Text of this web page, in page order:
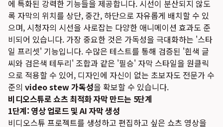
에 특화된 강력한 기능들을 제공합니다. 시선이 분산되지 않도
록 자막의 위치를 상단, 중간, 하단으로 자유롭게 배치할 수 있
으며, 시청자의 시선을 사로잡는 다양한 애니메이션 효과도 준
비되어 있습니다. 가장 중요한 것은 가독성을 극대화하는 '스타
일 프리셋' 기능입니다. 수많은 테스트를 통해 검증된 '흰색 글
씨와 검은색 테두리' 조합과 같은 '필승' 자막 스타일을 원클릭
으로 적용할 수 있어, 디자인에 자신이 없는 초보자도 전문가 수
준의 video stew 가독성을 확보할 수 있습니다.
비디오스튜로 쇼츠 최적화 자막 만드는 5단계
1단계: 영상 업로드 및 AI 자막 생성
비디오스튜 프로젝트를 생성하고 편집하고 싶은 쇼츠 영상을